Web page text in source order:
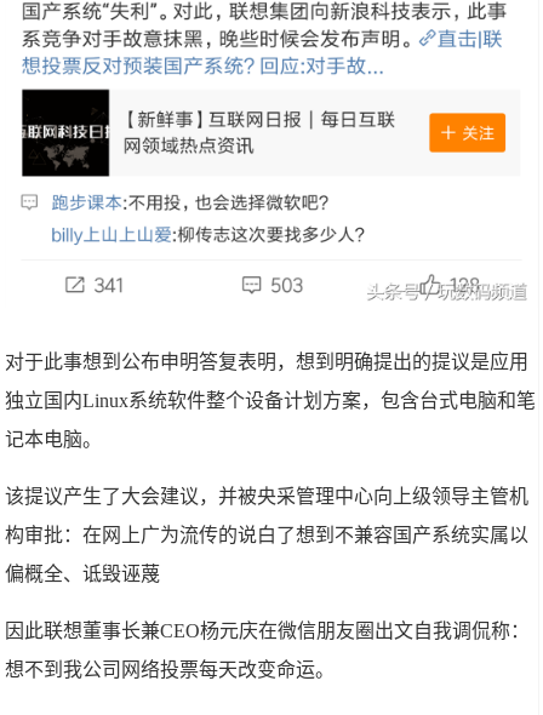
对于此事想到公布申明答复表明，想到明确提出的提议是应用
独立国内Linux系统软件整个设备计划方案，包含台式电脑和笔
记本电脑。
该提议产生了大会建议，并被央采管理中心向上级领导主管机
构审批：在网上广为流传的说白了想到不兼容国产系统实属以
偏概全、诋毁诬蔑
因此联想董事长兼CEO杨元庆在微信朋友圈出文自我调侃称：
想不到我公司网络投票每天改变命运。